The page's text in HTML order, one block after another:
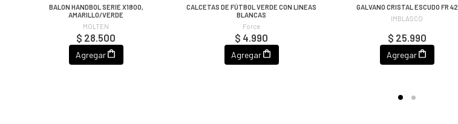
BALON HANDBOL SERIE X1800,
AMARILLO/VERDE
MOLTEN
$ 28.500
Agregar
CALCETAS DE FÚTBOL VERDE CON LINEAS
BLANCAS
Force
$ 4.990
Agregar
GALVANO CRISTAL ESCUDO FR 42
IMBLASCO
$ 25.990
Agregar